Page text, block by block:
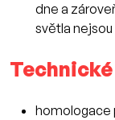
dne a
světla
homologace